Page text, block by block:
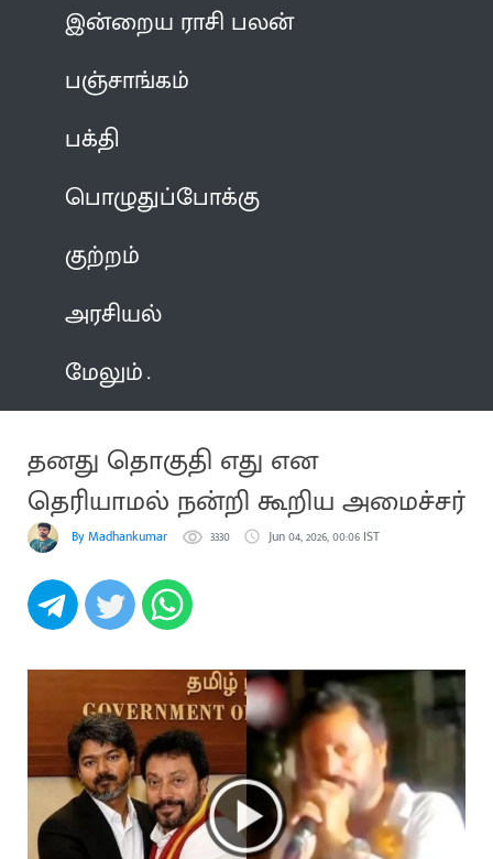
இன்றைய ராசி பலன்
பஞ்சாங்கம்
பக்தி
பொழுதுப்போக்கு
குற்றம்
அரசியல்
மேலும்
தனது தொகுதி எது என
தெரியாமல் நன்றி கூறிய அமைச்சர்
By Madhankumar 3330 Jun 04, 2026, 00:06 IST